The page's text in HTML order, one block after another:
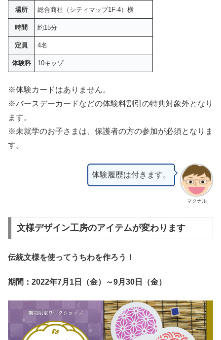
場所 総合商社（シティマップ1F-4）横
時間 約15分
定員 4名
体験料 10キッゾ
※体験カードはありません。
※バースデーカードなどの体験料割引の特典対象外となり
ます。
※未就学のお子さまは、保護者の方の参加が必須となりま
す。
マクナル
体験履歴は付きます。
文様デザイン工房のアイテムが変わります
伝統文様を使ってうちわを作ろう！
期間：2022年7月1日（金）～9月30日（金）